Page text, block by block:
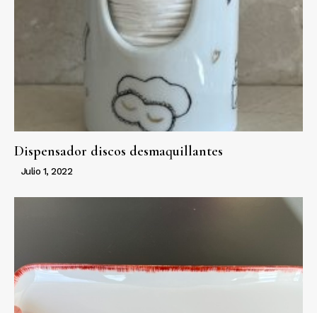
Dispensador discos desmaquillantes
Julio 1, 2022